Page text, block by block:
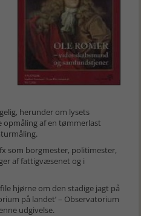
herunder om lysets
af en tømmerlast
som borgmester, politimester,
af fattigvæsenet og i
hjørne om den stadige jagt på
på landet’ – Observatorium
udgivelse.